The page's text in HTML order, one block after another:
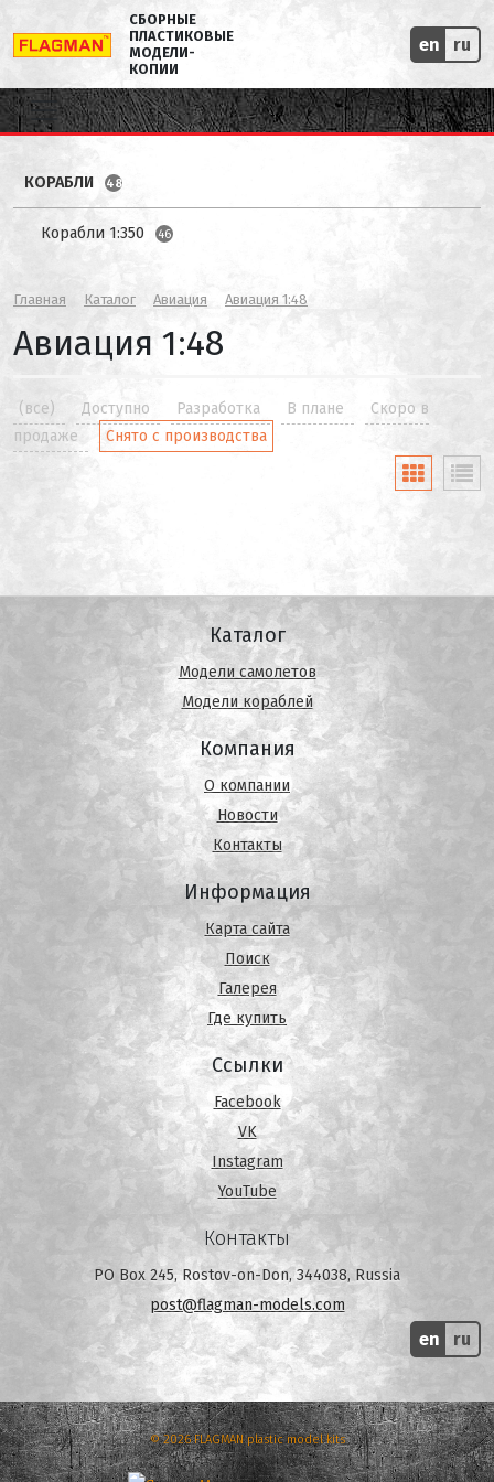
СБОРНЫЕ
ПЛАСТИКОВЫЕ
МОДЕЛИ-
КОПИИ
en ru
КОРАБЛИ 48
Корабли 1:350 46
Главная Каталог Авиация Авиация 1:48
Авиация 1:48
(все) Доступно Разработка В плане
Скоро в
продаже
Снято с производства
Каталог
Модели самолетов
Модели кораблей
Компания
О компании
Новости
Контакты
Информация
Карта сайта
Поиск
Галерея
Где купить
Ссылки
Facebook
VK
Instagram
YouTube
Контакты
PO Box 245, Rostov-on-Don, 344038, Russia
post@flagman-models.com
en ru
© 2026 FLAGMAN plastic model kits